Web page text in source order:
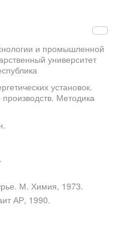
и промышленной
университет
установок.
Методика
М. Химия, 1973.
АР, 1990.